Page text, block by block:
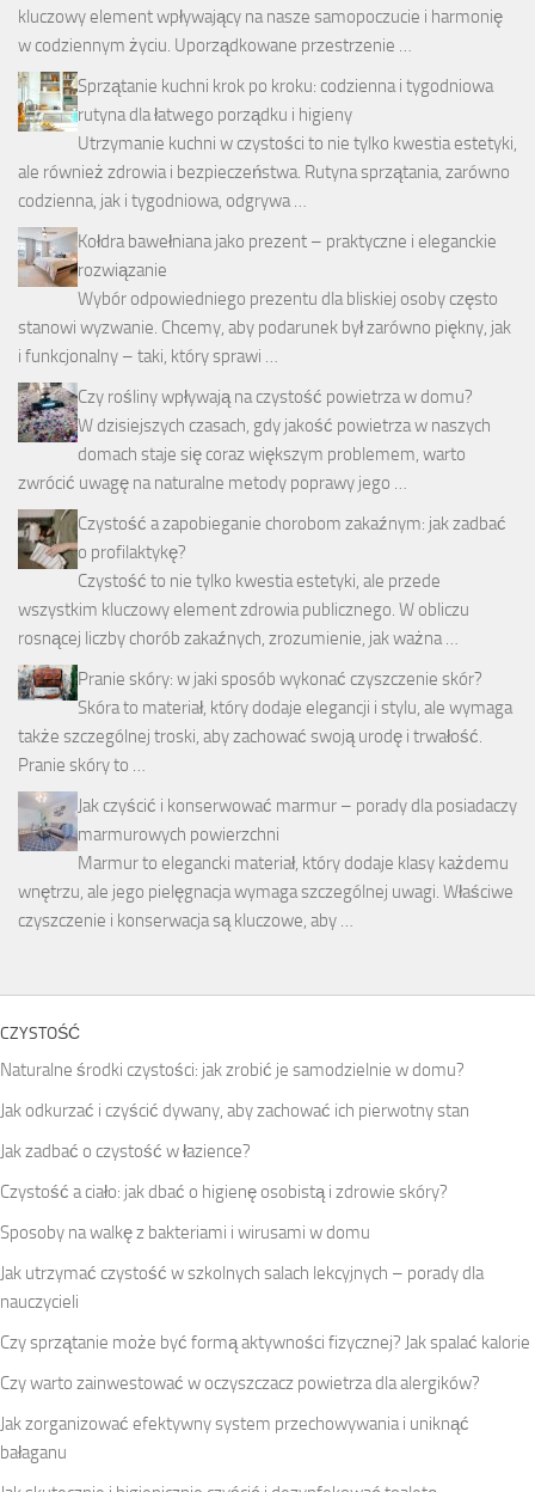
kluczowy element wpływający na nasze samopoczucie i harmonię
w codziennym życiu. Uporządkowane przestrzenie …
Sprzątanie kuchni krok po kroku: codzienna i tygodniowa
rutyna dla łatwego porządku i higieny
Utrzymanie kuchni w czystości to nie tylko kwestia estetyki,
ale również zdrowia i bezpieczeństwa. Rutyna sprzątania, zarówno
codzienna, jak i tygodniowa, odgrywa …
Kołdra bawełniana jako prezent – praktyczne i eleganckie
rozwiązanie
Wybór odpowiedniego prezentu dla bliskiej osoby często
stanowi wyzwanie. Chcemy, aby podarunek był zarówno piękny, jak
i funkcjonalny – taki, który sprawi …
Czy rośliny wpływają na czystość powietrza w domu?
W dzisiejszych czasach, gdy jakość powietrza w naszych
domach staje się coraz większym problemem, warto
zwrócić uwagę na naturalne metody poprawy jego …
Czystość a zapobieganie chorobom zakaźnym: jak zadbać
o profilaktykę?
Czystość to nie tylko kwestia estetyki, ale przede
wszystkim kluczowy element zdrowia publicznego. W obliczu
rosnącej liczby chorób zakaźnych, zrozumienie, jak ważna …
Pranie skóry: w jaki sposób wykonać czyszczenie skór?
Skóra to materiał, który dodaje elegancji i stylu, ale wymaga
także szczególnej troski, aby zachować swoją urodę i trwałość.
Pranie skóry to …
Jak czyścić i konserwować marmur – porady dla posiadaczy
marmurowych powierzchni
Marmur to elegancki materiał, który dodaje klasy każdemu
wnętrzu, ale jego pielęgnacja wymaga szczególnej uwagi. Właściwe
czyszczenie i konserwacja są kluczowe, aby …
CZYSTOŚĆ
Naturalne środki czystości: jak zrobić je samodzielnie w domu?
Jak odkurzać i czyścić dywany, aby zachować ich pierwotny stan
Jak zadbać o czystość w łazience?
Czystość a ciało: jak dbać o higienę osobistą i zdrowie skóry?
Sposoby na walkę z bakteriami i wirusami w domu
Jak utrzymać czystość w szkolnych salach lekcyjnych – porady dla
nauczycieli
Czy sprzątanie może być formą aktywności fizycznej? Jak spalać kalorie
Czy warto zainwestować w oczyszczacz powietrza dla alergików?
Jak zorganizować efektywny system przechowywania i uniknąć
bałaganu